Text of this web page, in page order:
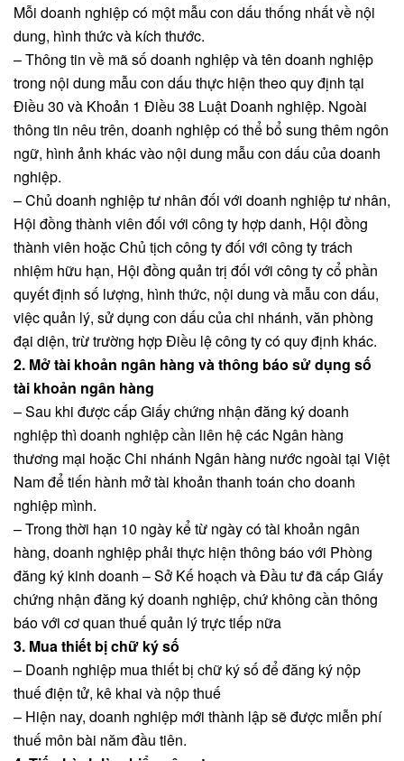
Mỗi doanh nghiệp có một mẫu con dấu thống nhất về nội
dung, hình thức và kích thước.
– Thông tin về mã số doanh nghiệp và tên doanh nghiệp
trong nội dung mẫu con dấu thực hiện theo quy định tại
Điều 30 và Khoản 1 Điều 38 Luật Doanh nghiệp. Ngoài
thông tin nêu trên, doanh nghiệp có thể bổ sung thêm ngôn
ngữ, hình ảnh khác vào nội dung mẫu con dấu của doanh
nghiệp.
– Chủ doanh nghiệp tư nhân đối với doanh nghiệp tư nhân,
Hội đồng thành viên đối với công ty hợp danh, Hội đồng
thành viên hoặc Chủ tịch công ty đối với công ty trách
nhiệm hữu hạn, Hội đồng quản trị đối với công ty cổ phần
quyết định số lượng, hình thức, nội dung và mẫu con dấu,
việc quản lý, sử dụng con dấu của chi nhánh, văn phòng
đại diện, trừ trường hợp Điều lệ công ty có quy định khác.
2. Mở tài khoản ngân hàng và thông báo sử dụng số
tài khoản ngân hàng
– Sau khi được cấp Giấy chứng nhận đăng ký doanh
nghiệp thì doanh nghiệp cần liên hệ các Ngân hàng
thương mại hoặc Chi nhánh Ngân hàng nước ngoài tại Việt
Nam để tiến hành mở tài khoản thanh toán cho doanh
nghiệp mình.
– Trong thời hạn 10 ngày kể từ ngày có tài khoản ngân
hàng, doanh nghiệp phải thực hiện thông báo với Phòng
đăng ký kinh doanh – Sở Kế hoạch và Đầu tư đã cấp Giấy
chứng nhận đăng ký doanh nghiệp, chứ không cần thông
báo với cơ quan thuế quản lý trực tiếp nữa
3. Mua thiết bị chữ ký số
– Doanh nghiệp mua thiết bị chữ ký số để đăng ký nộp
thuế điện tử, kê khai và nộp thuế
– Hiện nay, doanh nghiệp mới thành lập sẽ được miễn phí
thuế môn bài năm đầu tiên.